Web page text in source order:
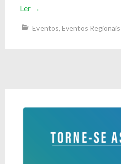
Ler →
Eventos, Eventos Regionais